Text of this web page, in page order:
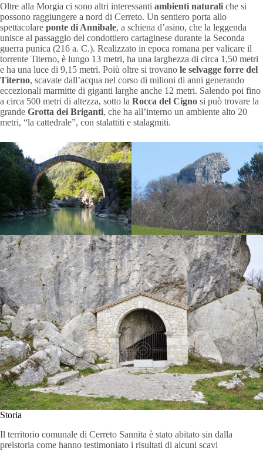
Oltre alla Morgia ci sono altri interessanti ambienti naturali che si
possono raggiungere a nord di Cerreto. Un sentiero porta allo
spettacolare ponte di Annibale, a schiena d’asino, che la leggenda
unisce al passaggio del condottiero cartaginese durante la Seconda
guerra punica (216 a. C.). Realizzato in epoca romana per valicare il
torrente Titerno, è lungo 13 metri, ha una larghezza di circa 1,50 metri
e ha una luce di 9,15 metri. Poiù oltre si trovano le selvagge forre del
Titerno, scavate dall’acqua nel corso di milioni di anni generando
eccezionali marmitte di giganti larghe anche 12 metri. Salendo poi fino
a circa 500 metri di altezza, sotto la Rocca del Cigno si può trovare la
grande Grotta dei Briganti, che ha all’interno un ambiente alto 20
metri, “la cattedrale”, con stalattiti e stalagmiti.
Storia
Il territorio comunale di Cerreto Sannita è stato abitato sin dalla
preistoria come hanno testimoniato i risultati di alcuni scavi